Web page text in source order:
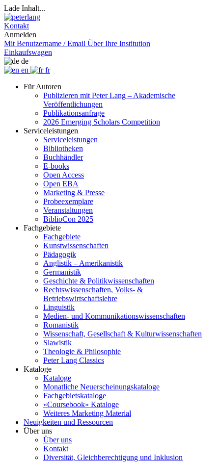
Lade Inhalt...
Kontakt
Anmelden
Mit Benutzername / Email Über Ihre Institution
Einkaufswagen
de
en
fr
Für Autoren
Publizieren mit Peter Lang – Akademische
Veröffentlichungen
Publikationsanfrage
2026 Emerging Scholars Competition
Serviceleistungen
Serviceleistungen
Bibliotheken
Buchhändler
E-books
Open Access
Open EBA
Marketing & Presse
Probeexemplare
Veranstaltungen
BiblioCon 2025
Fachgebiete
Fachgebiete
Kunstwissenschaften
Pädagogik
Anglistik – Amerikanistik
Germanistik
Geschichte & Politikwissenschaften
Rechtswissenschaften, Volks- &
Betriebswirtschaftslehre
Linguistik
Medien- und Kommunikationswissenschaften
Romanistik
Wissenschaft, Gesellschaft & Kulturwissenschaften
Slawistik
Theologie & Philosophie
Peter Lang Classics
Kataloge
Kataloge
Monatliche Neuerscheinungskataloge
Fachgebietskataloge
«Coursebook» Kataloge
Weiteres Marketing Material
Neuigkeiten und Ressourcen
Über uns
Über uns
Kontakt
Diversität, Gleichberechtigung und Inklusion